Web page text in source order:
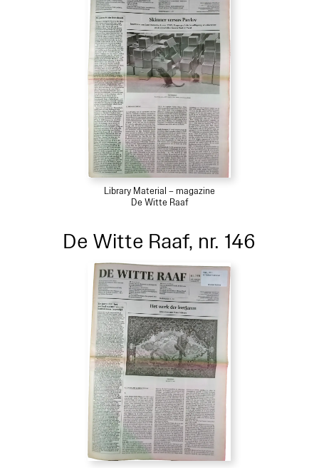
Library Material – magazine
De Witte Raaf
De Witte Raaf, nr. 146